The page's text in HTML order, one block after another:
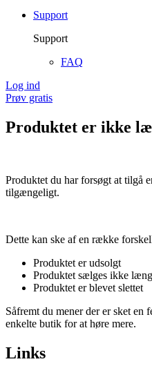
Support
Support
FAQ
Log ind
Prøv gratis
Produktet er ikke
Produktet du har forsøgt at tilgå
tilgængeligt.
Dette kan ske af en række
Produktet er udsolgt
Produktet sælges ikke
Produktet er blevet slettet
Såfremt du mener der er sket en
enkelte butik for at høre mere.
Links